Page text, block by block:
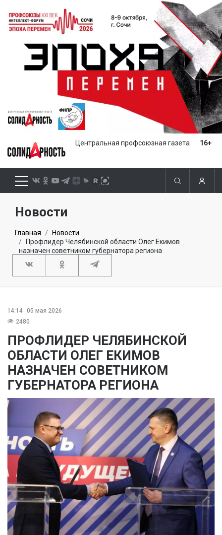
Центральная профсоюзная газета 16+
Новости
Главная
Новости
Профлидер Челябинской области Олег Екимов
назначен советником губернатора региона
14:14
05 мая 2026
2480
ПРОФЛИДЕР ЧЕЛЯБИНСКОЙ
ОБЛАСТИ ОЛЕГ ЕКИМОВ
НАЗНАЧЕН СОВЕТНИКОМ
ГУБЕРНАТОРА РЕГИОНА